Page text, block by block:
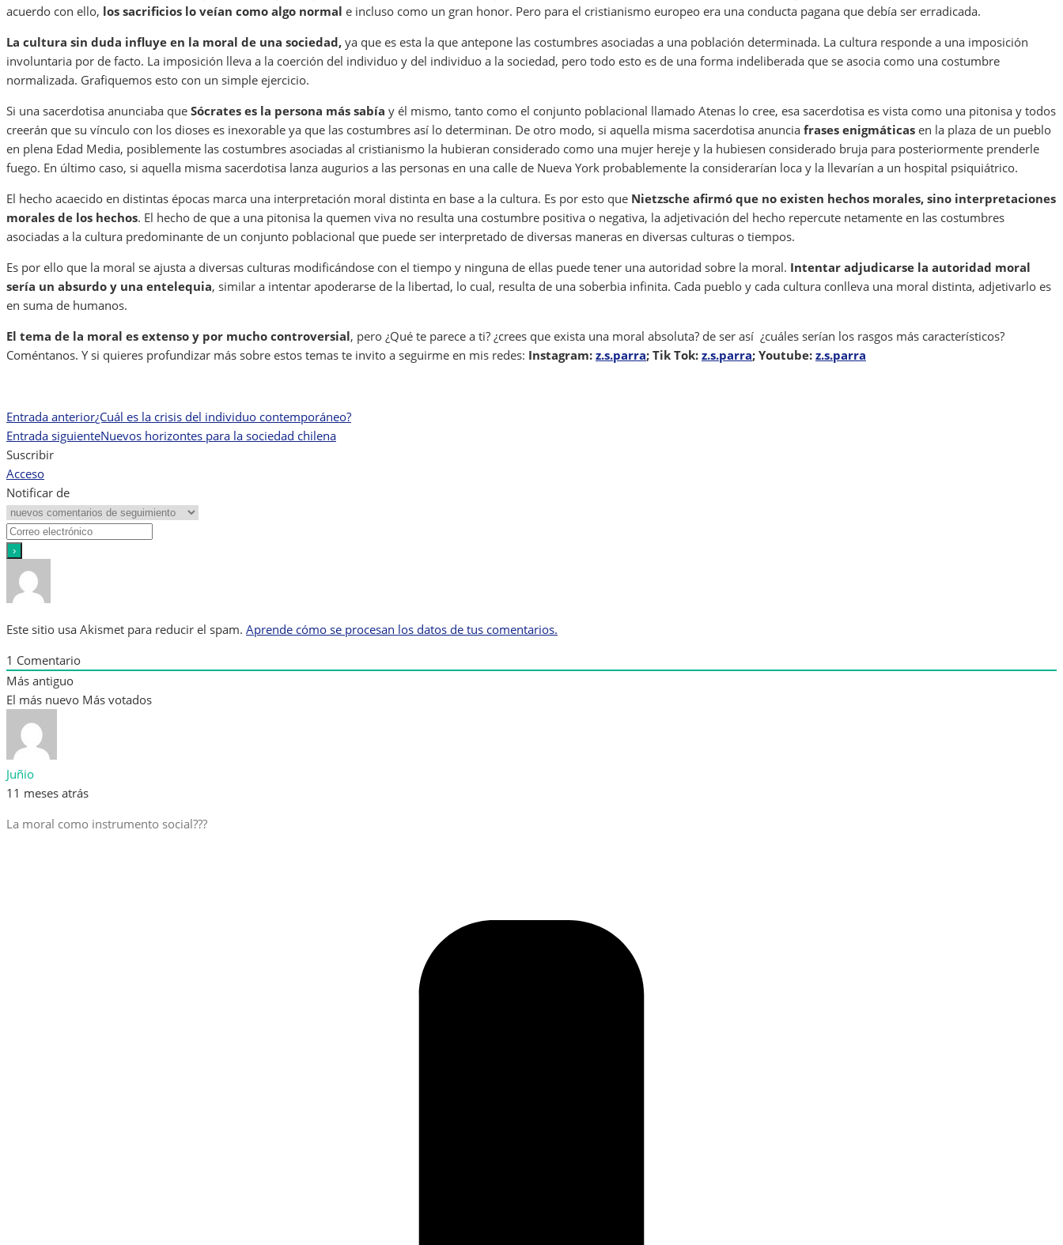
acuerdo con ello, los sacrificios lo veían como algo normal e incluso como un gran honor. Pero para el cristianismo europeo era una conducta pagana que debía ser erradicada.
La cultura sin duda influye en la moral de una sociedad, ya que es esta la que antepone las costumbres asociadas a una población determinada. La cultura responde a una imposición
involuntaria por de facto. La imposición lleva a la coerción del individuo y del individuo a la sociedad, pero todo esto es de una forma indeliberada que se asocia como una costumbre
normalizada. Grafiquemos esto con un simple ejercicio.
Si una sacerdotisa anunciaba que Sócrates es la persona más sabía y él mismo, tanto como el conjunto poblacional llamado Atenas lo cree, esa sacerdotisa es vista como una pitonisa y todos
creerán que su vínculo con los dioses es inexorable ya que las costumbres así lo determinan. De otro modo, si aquella misma sacerdotisa anuncia frases enigmáticas en la plaza de un pueblo
en plena Edad Media, posiblemente las costumbres asociadas al cristianismo la hubieran considerado como una mujer hereje y la hubiesen considerado bruja para posteriormente prenderle
fuego. En último caso, si aquella misma sacerdotisa lanza augurios a las personas en una calle de Nueva York probablemente la considerarían loca y la llevarían a un hospital psiquiátrico.
El hecho acaecido en distintas épocas marca una interpretación moral distinta en base a la cultura. Es por esto que Nietzsche afirmó que no existen hechos morales, sino interpretaciones
morales de los hechos. El hecho de que a una pitonisa la quemen viva no resulta una costumbre positiva o negativa, la adjetivación del hecho repercute netamente en las costumbres
asociadas a la cultura predominante de un conjunto poblacional que puede ser interpretado de diversas maneras en diversas culturas o tiempos.
Es por ello que la moral se ajusta a diversas culturas modificándose con el tiempo y ninguna de ellas puede tener una autoridad sobre la moral. Intentar adjudicarse la autoridad moral
sería un absurdo y una entelequia, similar a intentar apoderarse de la libertad, lo cual, resulta de una soberbia infinita. Cada pueblo y cada cultura conlleva una moral distinta, adjetivarlo es
en suma de humanos.
El tema de la moral es extenso y por mucho controversial, pero ¿Qué te parece a ti? ¿crees que exista una moral absoluta? de ser así ¿cuáles serían los rasgos más característicos?
Coméntanos. Y si quieres profundizar más sobre estos temas te invito a seguirme en mis redes: Instagram: z.s.parra; Tik Tok: z.s.parra; Youtube: z.s.parra
Navegación
de
entradas
Entrada anterior¿Cuál es la crisis del individuo contemporáneo?
Entrada siguienteNuevos horizontes para la sociedad chilena
Suscribir
Acceso
Notificar de
Este sitio usa Akismet para reducir el spam. Aprende cómo se procesan los datos de tus comentarios.
1 Comentario
Más antiguo
El más nuevo Más votados
Juñio
11 meses atrás
La moral como instrumento social???